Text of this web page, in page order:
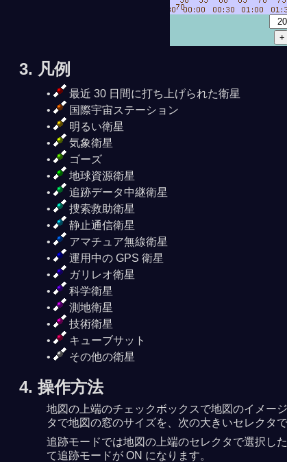
3. 凡例
最近 30 日間に打ち上げられた衛星
国際宇宙ステーション
明るい衛星
気象衛星
ゴーズ
地球資源衛星
追跡データ中継衛星
捜索救助衛星
静止通信衛星
アマチュア無線衛星
運用中の GPS 衛星
ガリレオ衛星
科学衛星
測地衛星
技術衛星
キューブサット
その他の衛星
4. 操作方法
地図の上端のチェックボックスで地図のイメー
タで地図の窓のサイズを、次の大きいセレクタ
追跡モードでは地図の上端のセレクタで選択し
て追跡モードが ON になります。